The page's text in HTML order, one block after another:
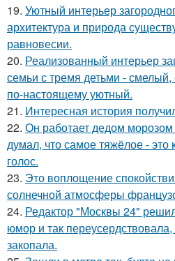
19. Уютный интерьер
архитектура и природа
равновесии.
20. Реализованный интерьер
семьи с тремя детьми -
по-настоящему уютный.
21. Интересная история
22. Он работает дедом
думал, что самое тяжёлое -
голос.
23. Это воплощение
солнечной атмосферы
24. Редактор "Москвы 24"
юмор и так
закопала.